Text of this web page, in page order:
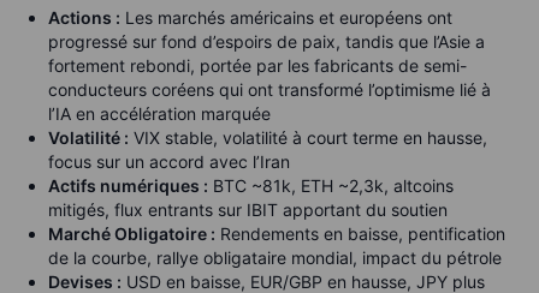
Actions : Les marchés américains et européens ont
progressé sur fond d’espoirs de paix, tandis que l’Asie a
fortement rebondi, portée par les fabricants de semi-
conducteurs coréens qui ont transformé l’optimisme lié à
l’IA en accélération marquée
Volatilité : VIX stable, volatilité à court terme en hausse,
focus sur un accord avec l’Iran
Actifs numériques : BTC ~81k, ETH ~2,3k, altcoins
mitigés, flux entrants sur IBIT apportant du soutien
Marché Obligatoire : Rendements en baisse, pentification
de la courbe, rallye obligataire mondial, impact du pétrole
Devises : USD en baisse, EUR/GBP en hausse, JPY plus